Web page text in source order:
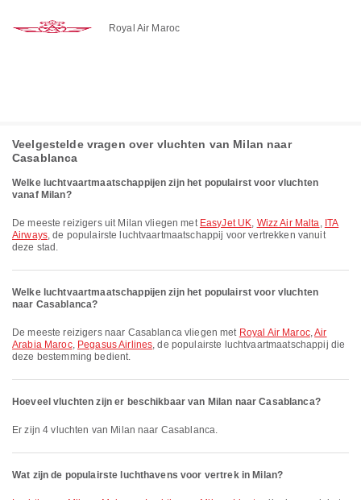
Royal Air Maroc
Veelgestelde vragen over vluchten van Milan naar
Casablanca
Welke luchtvaartmaatschappijen zijn het populairst voor vluchten
vanaf Milan?
De meeste reizigers uit Milan vliegen met EasyJet UK, Wizz Air Malta, ITA
Airways, de populairste luchtvaartmaatschappij voor vertrekken vanuit
deze stad.
Welke luchtvaartmaatschappijen zijn het populairst voor vluchten
naar Casablanca?
De meeste reizigers naar Casablanca vliegen met Royal Air Maroc,Air
Arabia Maroc, Pegasus Airlines, de populairste luchtvaartmaatschappij die
deze bestemming bedient.
Hoeveel vluchten zijn er beschikbaar van Milan naar Casablanca?
Er zijn 4 vluchten van Milan naar Casablanca.
Wat zijn de populairste luchthavens voor vertrek in Milan?